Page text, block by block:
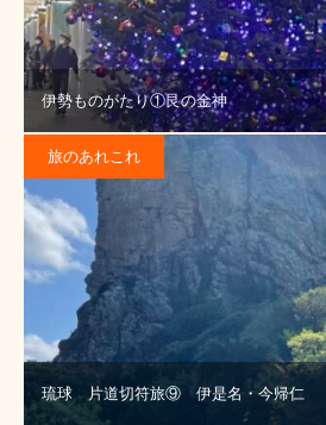
伊勢ものがたり①艮の金神
旅のあれこれ
琉球 片道切符旅⑨ 伊是名・今帰仁